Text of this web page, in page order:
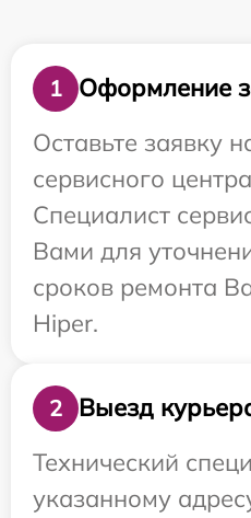
1
Оформление
Оставьте заявку
сервисного
Специалист
Вами для
сроков ремонта
Hiper.
2
Выезд
Технический
указанному